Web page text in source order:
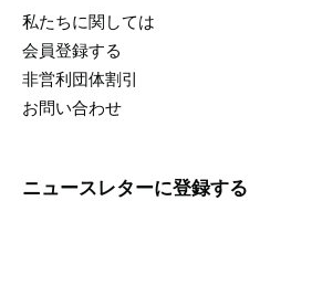
私たちに関しては
会員登録する
非営利団体割引
お問い合わせ
ニュースレターに登録する